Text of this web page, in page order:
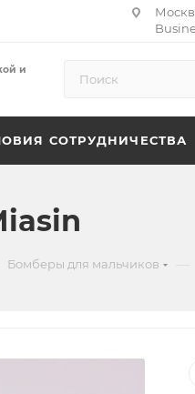
и
СОТРУДНИЧЕСТВА
Бомберы для мальчиков